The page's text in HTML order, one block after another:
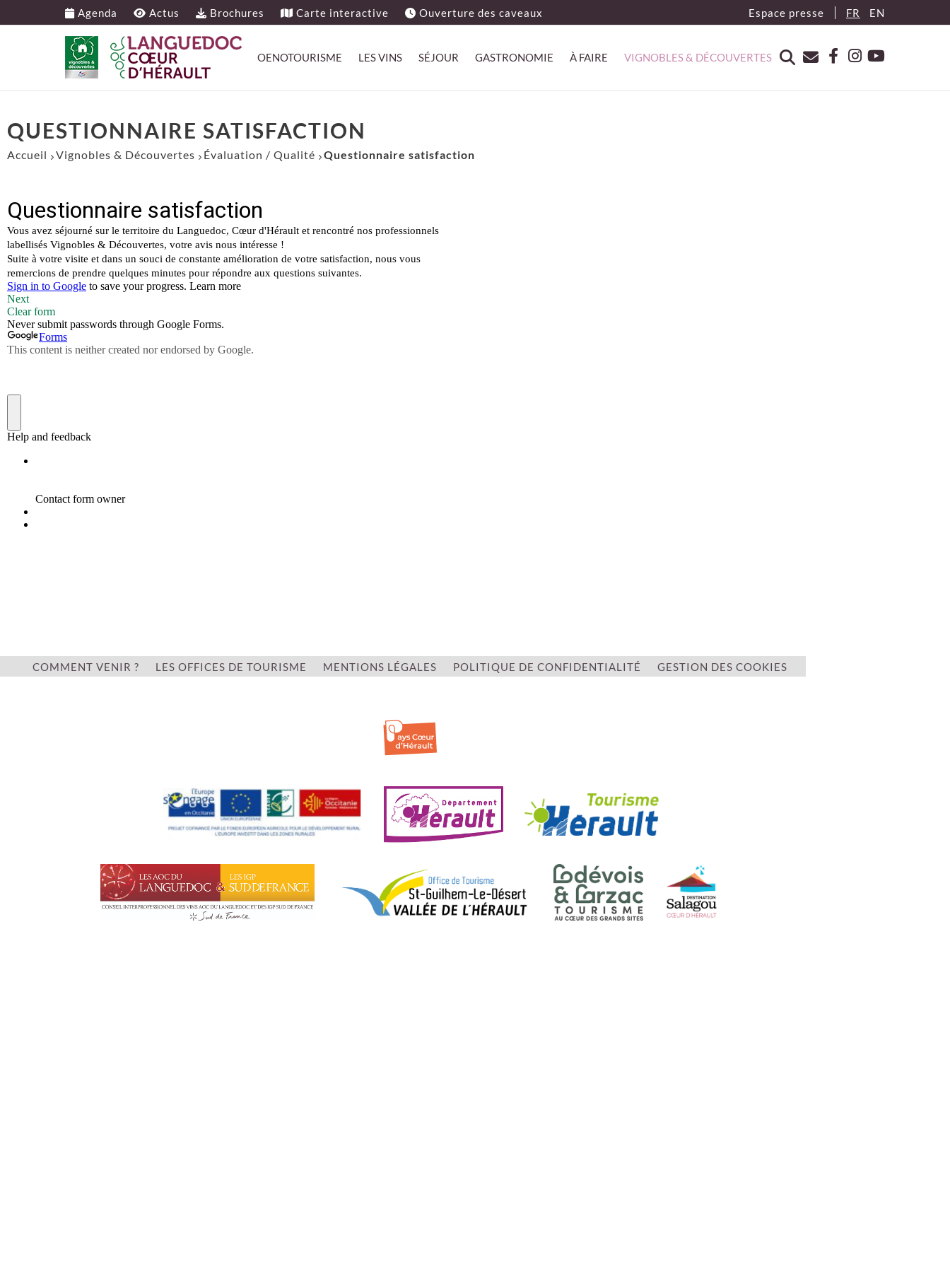
QUESTIONNAIRE SATISFACTION
Accueil Vignobles & Découvertes Évaluation / Qualité Questionnaire satisfaction
COMMENT VENIR ? LES OFFICES DE TOURISME MENTIONS LÉGALES POLITIQUE DE CONFIDENTIALITÉ GESTION DES COOKIES
Agenda Actus Brochures Carte interactive Ouverture des caveaux Espace presse FR EN
OENOTOURISME LES VINS SÉJOUR GASTRONOMIE À FAIRE VIGNOBLES & DÉCOUVERTES